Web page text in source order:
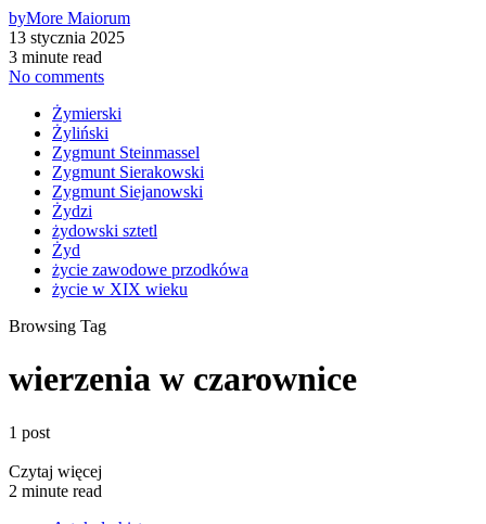
byMore Maiorum
13 stycznia 2025
3 minute read
No comments
Żymierski
Żyliński
Zygmunt Steinmassel
Zygmunt Sierakowski
Zygmunt Siejanowski
Żydzi
żydowski sztetl
Żyd
życie zawodowe przodkówa
życie w XIX wieku
Browsing Tag
wierzenia w czarownice
1 post
Czytaj więcej
2 minute read